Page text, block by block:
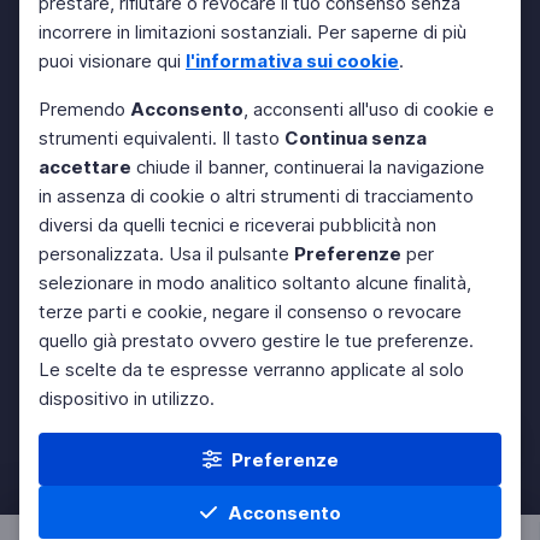
incorrere in limitazioni sostanziali. Per saperne di più
puoi visionare qui l'informativa sui cookie.
Premendo Acconsento, acconsenti all'uso di cookie e
strumenti equivalenti. Il tasto Continua senza
accettare chiude il banner, continuerai la navigazione
in assenza di cookie o altri strumenti di tracciamento
diversi da quelli tecnici e riceverai pubblicità non
personalizzata. Usa il pulsante Preferenze per
selezionare in modo analitico soltanto alcune finalità,
terze parti e cookie, negare il consenso o revocare
quello già prestato ovvero gestire le tue preferenze.
Le scelte da te espresse verranno applicate al solo
dispositivo in utilizzo.
Preferenze
Acconsento